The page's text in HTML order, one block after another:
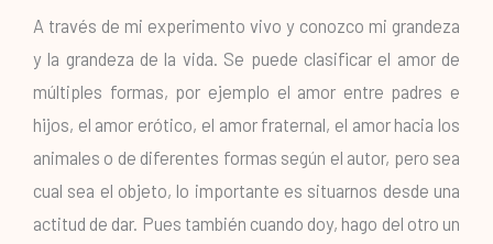
A través de mi experimento vivo y conozco mi grandeza
y la grandeza de la vida. Se puede clasificar el amor de
múltiples formas, por ejemplo el amor entre padres e
hijos, el amor erótico, el amor fraternal, el amor hacia los
animales o de diferentes formas según el autor, pero sea
cual sea el objeto, lo importante es situarnos desde una
actitud de dar. Pues también cuando doy, hago del otro un